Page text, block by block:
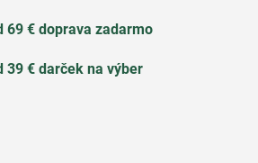
69 € doprava zadarmo
39 € darček na výber